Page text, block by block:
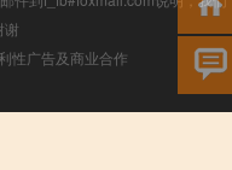
谢
性广告及商业合作